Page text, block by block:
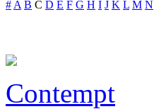
# A B C D E F G H I J K L M N
Contempt